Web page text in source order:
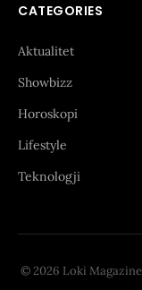
CATEGORIES
Aktualitet
Showbizz
Horoskopi
Lifestyle
Teknologji
© 2026 Loki